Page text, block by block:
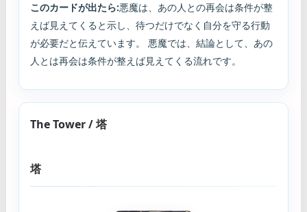
このカードが出たら:悪魔は、あの人との再会は条件が整
えば見えてくると示し、待つだけでなく自分を守る行動
が必要だと伝えています。 悪魔では、結論として、あの
人とは再会は条件が整えば見えてくる流れです。
The Tower / 塔
塔